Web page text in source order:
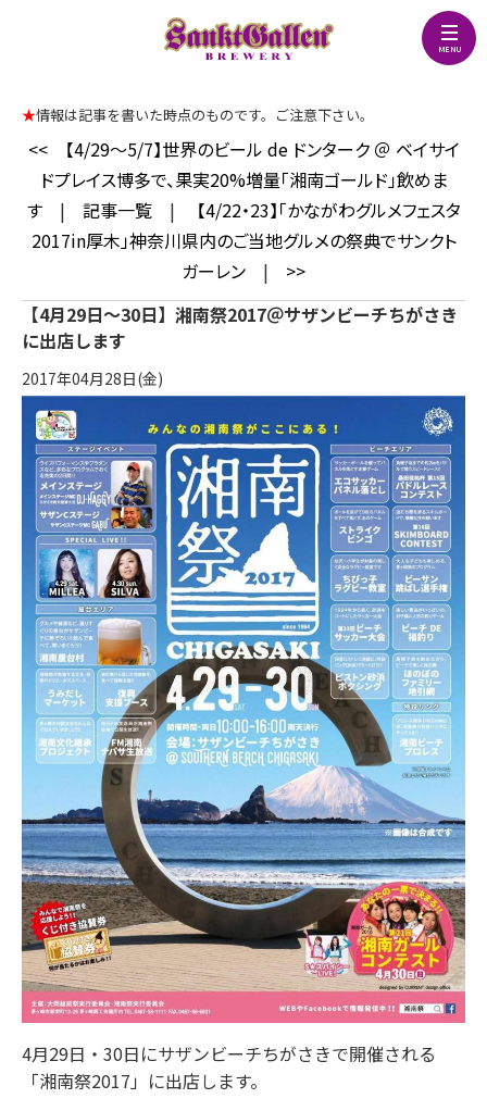
★情報は記事を書いた時点のものです。ご注意下さい。
<<
【4/29～5/7】世界のビール de ドンターク ＠ ベイサイ
ドプレイス博多で、果実20%増量「湘南ゴールド」飲めま
す| 記事一覧|
【4/22・23】「かながわグルメフェスタ
2017in厚木」神奈川県内のご当地グルメの祭典でサンクト
ガーレン | >>
【4月29日～30日】湘南祭2017＠サザンビーチちがさき
に出店します
2017年04月28日(金)
4月29日・30日にサザンビーチちがさきで開催される
「湘南祭2017」に出店します。